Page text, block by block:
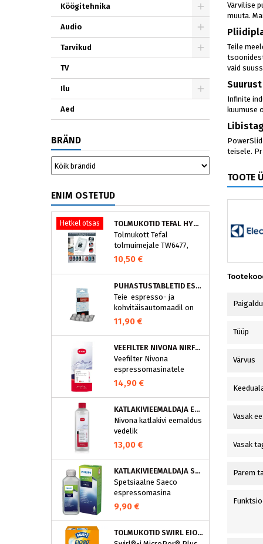
Köögitehnika
Audio
Tarvikud
TV
Ilu
Aed
BRÄND
ENIM OSTETUD
Hetkel otsas
TOLMUKOTID TEFAL HYGIENE+ ZR200540 (4 TK)
Tolmukott Tefal
tolmuimejale TW6477,
TW6886..
10,50 €
PUHASTUSTABLETID ESPRESSOMASINALE, NIVONA 390701200
Teie espresso- ja
kohvitäisautomaadil on
integreeritud
puhastusprogramm.
NIVONA puhastustabletid
on loodud spetsiaalselt
selle programmi jaoks ja
eraldavad mustuse nagu
nt kohvirasva
aparaati ja tagab täiusliku
aroomi.
11,90 €
VEEFILTER NIVONA NIRF701
Veefilter Nivona
espressomasinatele
14,90 €
KATLAKIVIEEMALDAJA ESPRESSOMASINATELE, NIVONA (500 ML)
Nivona katlakivi eemaldus
vedelik
espressomasinatele
13,00 €
KATLAKIVIEEMALDAJA SAECO ESPRESSOMASINATELE, PHILIPS CA6700/10
Spetsiaalne Saeco
espressomasina
katlakivieemaldi
Espressomasinast
eemaldamine on vajalik
9,90 €
TOLMUKOTID SWIRL EIO80MNEW
Värvilise
muuta.
Teile
vaid
Infinite
kuumuse
teisele.
TOOTE
Tüüp
Värvus
Vasak
Vasak
Parem